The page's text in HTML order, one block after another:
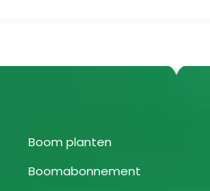
Boom planten
Boomabonnement